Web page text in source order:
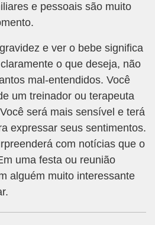
e pessoais são muito
e ver o bebe significa
o que deseja, não
mal-entendidos. Você
um treinador ou terapeuta
será mais sensível e terá
expressar seus sentimentos.
com notícias que o
uma festa ou reunião
alguém muito interessante